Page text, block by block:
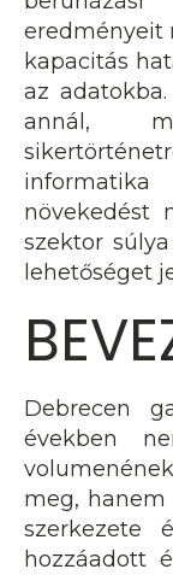
eredményeit
kapacitás
az
annál,
növekedést
szektor
lehetőséget
Debrecen
években
meg, hanem
szerkezete
hozzáadott